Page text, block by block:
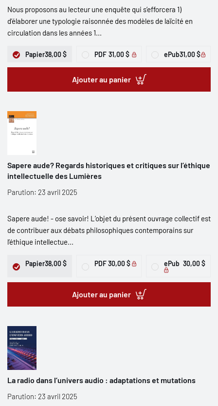
Nous proposons au lecteur une enquête qui s’efforcera 1)
d’élaborer une typologie raisonnée des modèles de laïcité en
circulation dans les années 1...
Papier38,00 $ PDF 31,00 $ ePub31,00 $
Ajouter au panier
Sapere aude? Regards historiques et critiques sur l’éthique
intellectuelle des Lumières
Parution: 23 avril 2025
Sapere aude! - ose savoir! L’objet du présent ouvrage collectif est
de contribuer aux débats philosophiques contemporains sur
l’éthique intellectue...
Papier38,00 $ PDF30,00 $ ePub 30,00 $
Ajouter au panier
La radio dans l’univers audio : adaptations et mutations
Parution: 23 avril 2025